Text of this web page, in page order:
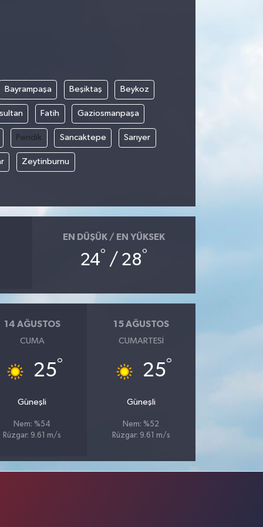
Bayrampaşa Beşiktaş Beykoz
Fatih Gaziosmanpaşa
Pendik Sancaktepe Sarıyer
Zeytinburnu
EN DÜŞÜK / EN YÜKSEK
24° / 28°
14 AĞUSTOS
CUMA
25°
Güneşli
Nem: %54
Rüzgar: 9.61 m/s
15 AĞUSTOS
CUMARTESI
25°
Güneşli
Nem: %52
Rüzgar: 9.61 m/s